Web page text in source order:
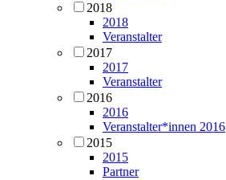
2018
2018
Veranstalter
2017
2017
Veranstalter
2016
2016
Veranstalter*innen 2016
2015
2015
Partner